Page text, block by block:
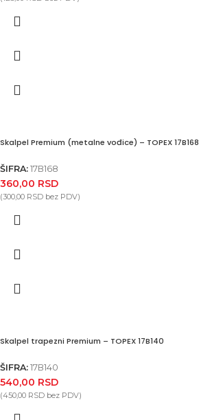
Skalpel Premium (metalne vođice) – TOPEX 17B168
ŠIFRA: 17B168
360,00 RSD
(300,00 RSD bez PDV)
Skalpel trapezni Premium – TOPEX 17B140
ŠIFRA: 17B140
540,00 RSD
(450,00 RSD bez PDV)